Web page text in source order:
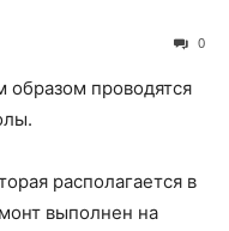
0
образом проводятся
располагается в
выполнен на